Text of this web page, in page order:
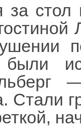
за стол
Стали